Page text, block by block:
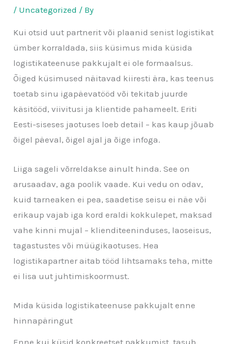
/ Uncategorized / By
Kui otsid uut partnerit või plaanid senist logistikat
ümber korraldada, siis küsimus mida küsida
logistikateenuse pakkujalt ei ole formaalsus.
Õiged küsimused näitavad kiiresti ära, kas teenus
toetab sinu igapäevatööd või tekitab juurde
käsitööd, viivitusi ja klientide pahameelt. Eriti
Eesti-siseses jaotuses loeb detail – kas kaup jõuab
õigel päeval, õigel ajal ja õige infoga.
Liiga sageli võrreldakse ainult hinda. See on
arusaadav, aga poolik vaade. Kui vedu on odav,
kuid tarneaken ei pea, saadetise seisu ei näe või
erikaup vajab iga kord eraldi kokkulepet, maksad
vahe kinni mujal – klienditeeninduses, laoseisus,
tagastustes või müügikaotuses. Hea
logistikapartner aitab tööd lihtsamaks teha, mitte
ei lisa uut juhtimiskoormust.
Mida küsida logistikateenuse pakkujalt enne
hinnapäringut
Enne kui küsid konkreetset pakkumist, tasub